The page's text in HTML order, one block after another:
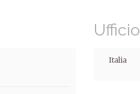
Ufficio
Italia